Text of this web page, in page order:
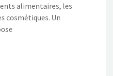
alimentaires, les
cosmétiques. Un